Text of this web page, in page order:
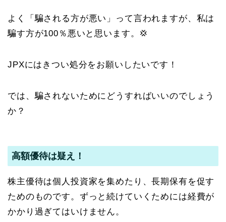
よく「騙される方が悪い」って言われますが、私は
騙す方が100％悪いと思います。💢
JPXにはきつい処分をお願いしたいです！
では、騙されないためにどうすればいいのでしょう
か？
高額優待は疑え！
株主優待は個人投資家を集めたり、長期保有を促す
ためのものです。ずっと続けていくためには経費が
かかり過ぎてはいけません。